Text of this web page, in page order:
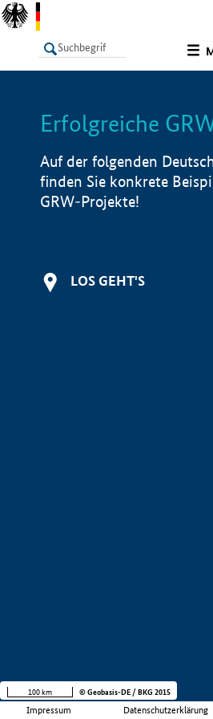
LISTE
Erfolgreiche
Auf der folgenden
finden Sie konkrete
GRW-Projekte!
LOS GEHT'S
Impressum Datenschutzerklärung
100 km © Geobasis-DE / BKG 2015